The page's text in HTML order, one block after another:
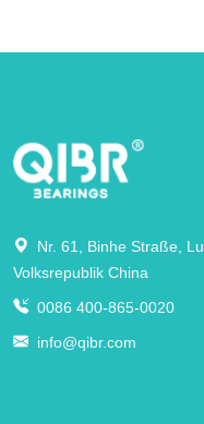
Nr. 61, Binhe Straße,
Volksrepublik China
0086 400-865-0020
info@qibr.com